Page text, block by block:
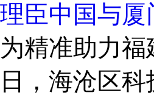
理臣中国与
为精准助力
日，海沧区